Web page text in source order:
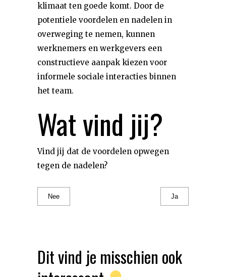
klimaat ten goede komt. Door de
potentiele voordelen en nadelen in
overweging te nemen, kunnen
werknemers en werkgevers een
constructieve aanpak kiezen voor
informele sociale interacties binnen
het team.
Wat vind jij?
Vind jij dat de voordelen opwegen
tegen de nadelen?
Nee Ja
Dit vind je misschien ook